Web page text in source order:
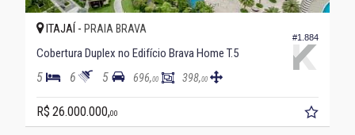
#1.884
ITAJAÍ - PRAIA BRAVA
Cobertura Duplex no Edifício Brava Home T.5
5 6 5 696,00 398,00
R$ 26.000.000,00